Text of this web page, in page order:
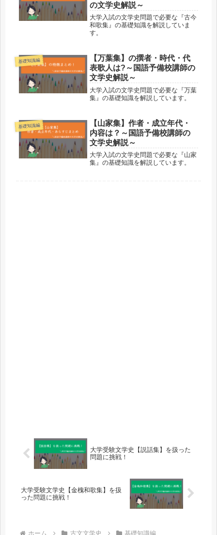
の文学史解説～
大学入試の文学史問題で必要な『古今
和歌集』の基礎知識を解説していま
す。
基礎知識編
【万葉集】の撰者・時代・代
表歌人は?～国語予備校講師の
文学史解説～
大学入試の文学史問題で必要な『万葉
集』の基礎知識を解説しています。
基礎知識編
【山家集】作者・成立年代・
内容は？～国語予備校講師の
文学史解説～
大学入試の文学史問題で必要な『山家
集』の基礎知識を解説しています。
大学受験文学史【説話集】を扱った
問題に挑戦！
大学受験文学史【金槐和歌集】を扱
った問題に挑戦！
ホーム 古文文学史 基礎知識編